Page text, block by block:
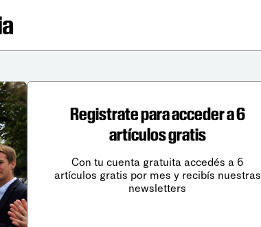
Registrate para acceder a 6
artículos gratis
Con tu cuenta gratuita accedés a 6
artículos gratis por mes y recibís nuestras
newsletters